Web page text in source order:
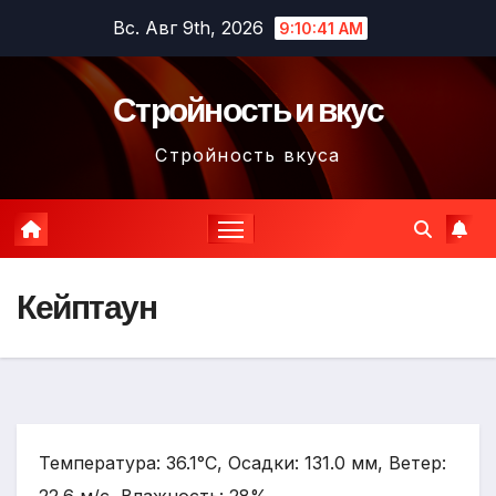
содержимому
Вс. Авг 9th, 2026 9:10:42 AM
Стройность и вкус
Стройность вкуса
Кейптаун
Температура: 36.1°C, Осадки: 131.0 мм, Ветер: